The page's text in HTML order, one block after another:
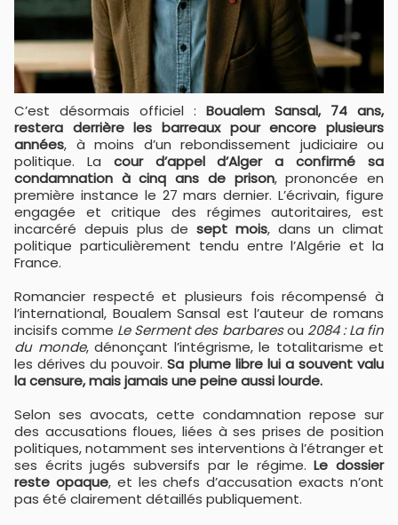
C’est désormais officiel : Boualem Sansal, 74 ans,
restera derrière les barreaux pour encore plusieurs
années, à moins d’un rebondissement judiciaire ou
politique. La cour d’appel d’Alger a confirmé sa
condamnation à cinq ans de prison, prononcée en
première instance le 27 mars dernier. L’écrivain, figure
engagée et critique des régimes autoritaires, est
incarcéré depuis plus de sept mois, dans un climat
politique particulièrement tendu entre l’Algérie et la
France.
Romancier respecté et plusieurs fois récompensé à
l’international, Boualem Sansal est l’auteur de romans
incisifs comme Le Serment des barbaresou 2084 : La fin
du monde, dénonçant l’intégrisme, le totalitarisme et
les dérives du pouvoir.Sa plume libre lui a souvent valu
la censure, mais jamais une peine aussi lourde.
Selon ses avocats, cette condamnation repose sur
des accusations floues, liées à ses prises de position
politiques, notamment ses interventions à l’étranger et
ses écrits jugés subversifs par le régime.Le dossier
reste opaque, et les chefs d’accusation exacts n’ont
pas été clairement détaillés publiquement.